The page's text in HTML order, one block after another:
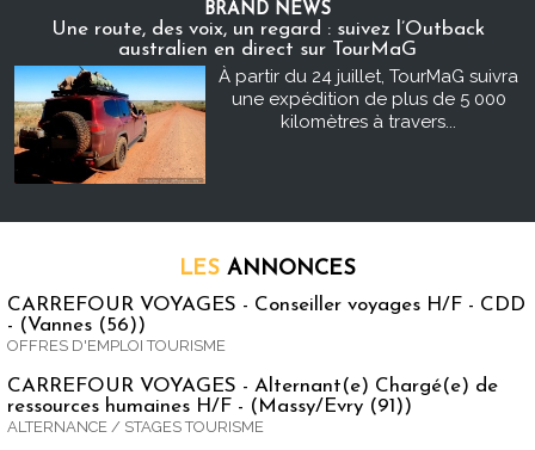
BRAND NEWS
Une route, des voix, un regard : suivez l’Outback
australien en direct sur TourMaG
À partir du 24 juillet, TourMaG suivra
une expédition de plus de 5 000
kilomètres à travers...
LES ANNONCES
CARREFOUR VOYAGES - Conseiller voyages H/F - CDD
- (Vannes (56))
OFFRES D'EMPLOI TOURISME
CARREFOUR VOYAGES - Alternant(e) Chargé(e) de
ressources humaines H/F - (Massy/Evry (91))
ALTERNANCE / STAGES TOURISME